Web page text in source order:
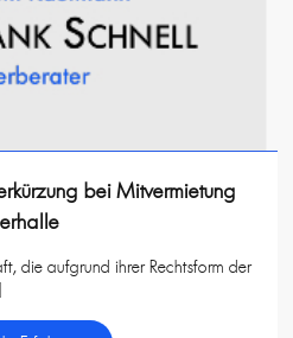
bei Mitvermietung
die aufgrund ihrer Rechtsform der